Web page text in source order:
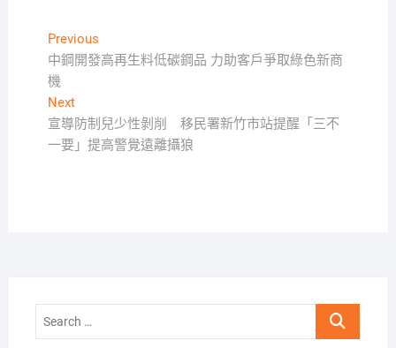
文
章
導
覽
PreviousPrevious
post:
中鋼開發高再生料低碳鋼品 力助客戶爭取綠色新商
機
NextNext
post:
宣導防制兒少性剝削 移民署新竹市站提醒「三不
一要」提高警覺遠離攝狼
Search